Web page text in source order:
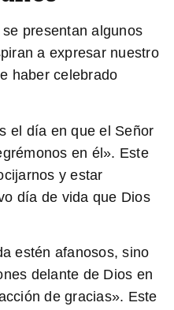
presentan algunos
a expresar nuestro
haber celebrado
el día en que el Señor
en él». Este
y estar
día de vida que Dios
estén afanosos, sino
delante de Dios en
de gracias». Este